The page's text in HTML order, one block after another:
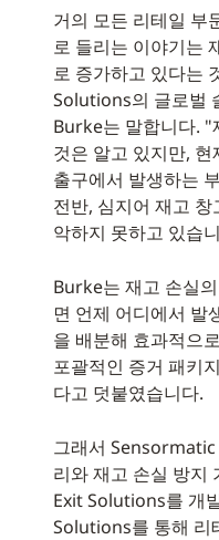
거의 모든 리테일 부
로 들리는 이야기는
로 증가하고 있다는
Solutions의 글로벌
Burke는 말합니다. "
것은 알고 있지만,
출구에서 발생하는
전반, 심지어 재고
악하지 못하고 있습
Burke는 재고 손실
면 언제 어디에서 발
을 배분해 효과적으
포괄적인 증거 패키
다고 덧붙였습니다.
그래서
리와 재고 손실 방지
Exit Solutions를 개
Solutions를 통해 리